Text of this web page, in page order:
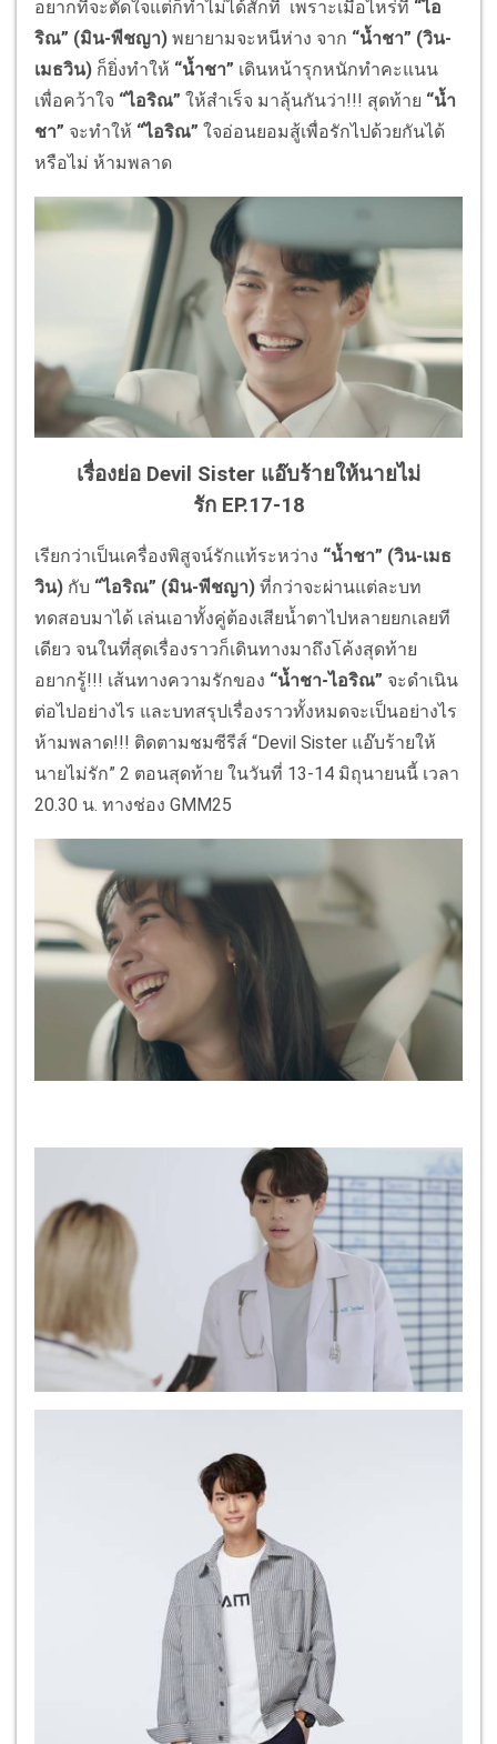
อยากที่จะตัดใจแต่ก็ทำไม่ได้สักที เพราะเมื่อไหร่ที่ “ไอ
ริณ” (มิน-พีชญา) พยายามจะหนีห่าง จาก “น้ำชา” (วิน-
เมธวิน) ก็ยิ่งทำให้ “น้ำชา” เดินหน้ารุกหนักทำคะแนน
เพื่อคว้าใจ “ไอริณ” ให้สำเร็จ มาลุ้นกันว่า!!! สุดท้าย “น้ำ
ชา” จะทำให้ “ไอริณ” ใจอ่อนยอมสู้เพื่อรักไปด้วยกันได้
หรือไม่ ห้ามพลาด
เรื่องย่อ Devil Sister แอ๊บร้ายให้นายไม่
รัก EP.17-18
เรียกว่าเป็นเครื่องพิสูจน์รักแท้ระหว่าง “น้ำชา” (วิน-เมธ
วิน) กับ “ไอริณ” (มิน-พีชญา) ที่กว่าจะผ่านแต่ละบท
ทดสอบมาได้ เล่นเอาทั้งคู่ต้องเสียน้ำตาไปหลายยกเลยที
เดียว จนในที่สุดเรื่องราวก็เดินทางมาถึงโค้งสุดท้าย
อยากรู้!!! เส้นทางความรักของ “น้ำชา-ไอริณ” จะดำเนิน
ต่อไปอย่างไร และบทสรุปเรื่องราวทั้งหมดจะเป็นอย่างไร
ห้ามพลาด!!! ติดตามชมซีรีส์ “Devil Sister แอ๊บร้ายให้
นายไม่รัก” 2 ตอนสุดท้าย ในวันที่ 13-14 มิถุนายนนี้ เวลา
20.30 น. ทางช่อง GMM25